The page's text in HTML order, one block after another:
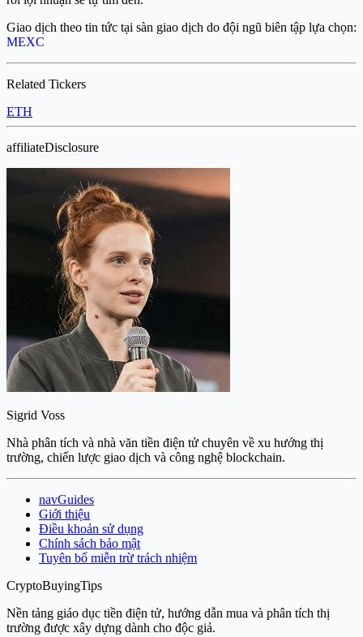
Giao dịch theo tin tức tại sàn giao dịch do đội ngũ biên tập lựa chọn:
MEXC
Related Tickers
ETH
affiliateDisclosure
Sigrid Voss
Nhà phân tích và nhà văn tiền điện tử chuyên về xu hướng thị
trường, chiến lược giao dịch và công nghệ blockchain.
navGuides
Giới thiệu
Điều khoản sử dụng
Chính sách bảo mật
Tuyên bố miễn trừ trách nhiệm
CryptoBuyingTips
Nền tảng giáo dục tiền điện tử, hướng dẫn mua và phân tích thị
trường được xây dựng dành cho độc giả.